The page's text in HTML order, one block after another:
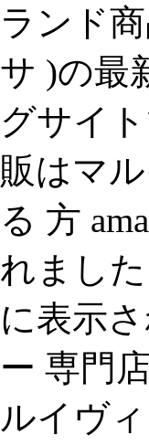
ランド
サ )の最
グサイ
販はマ
る 方
れまし
に表示
ー 専門
ルイヴ